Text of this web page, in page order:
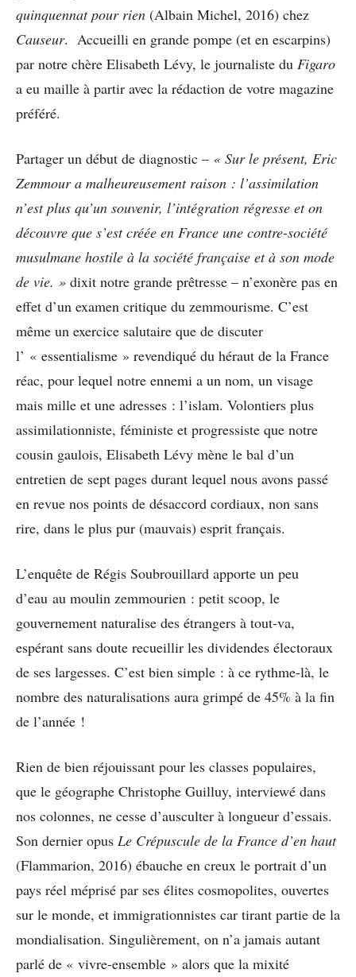
quinquennat pour rien (Albain Michel, 2016) chez
Causeur. Accueilli en grande pompe (et en escarpins)
par notre chère Elisabeth Lévy, le journaliste du Figaro
a eu maille à partir avec la rédaction de votre magazine
préféré.
Partager un début de diagnostic – « Sur le présent, Eric
Zemmour a malheureusement raison : l’assimilation
n’est plus qu’un souvenir, l’intégration régresse et on
découvre que s’est créée en France une contre-société
musulmane hostile à la société française et à son mode
de vie. » dixit notre grande prêtresse – n’exonère pas en
effet d’un examen critique du zemmourisme. C’est
même un exercice salutaire que de discuter
l’ « essentialisme » revendiqué du héraut de la France
réac, pour lequel notre ennemi a un nom, un visage
mais mille et une adresses : l’islam. Volontiers plus
assimilationniste, féministe et progressiste que notre
cousin gaulois, Elisabeth Lévy mène le bal d’un
entretien de sept pages durant lequel nous avons passé
en revue nos points de désaccord cordiaux, non sans
rire, dans le plus pur (mauvais) esprit français.
L’enquête de Régis Soubrouillard apporte un peu
d’eau au moulin zemmourien : petit scoop, le
gouvernement naturalise des étrangers à tout-va,
espérant sans doute recueillir les dividendes électoraux
de ses largesses. C’est bien simple : à ce rythme-là, le
nombre des naturalisations aura grimpé de 45% à la fin
de l’année !
Rien de bien réjouissant pour les classes populaires,
que le géographe Christophe Guilluy, interviewé dans
nos colonnes, ne cesse d’ausculter à longueur d’essais.
Son dernier opus Le Crépuscule de la France d’en haut
(Flammarion, 2016) ébauche en creux le portrait d’un
pays réel méprisé par ses élites cosmopolites, ouvertes
sur le monde, et immigrationnistes car tirant partie de la
mondialisation. Singulièrement, on n’a jamais autant
parlé de « vivre-ensemble » alors que la mixité